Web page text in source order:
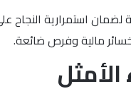
لضمان استمرارية
مالية وفرص ضائعة.